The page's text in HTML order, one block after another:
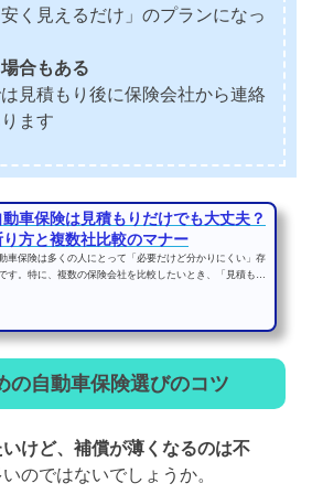
く見えるだけ」のプランになっ
合もある
見積もり後に保険会社から連絡
ます
動車保険は見積もりだけでも大丈夫？
り方と複数社比較のマナー
車保険は多くの人にとって「必要だけど分かりにくい」存
す。特に、複数の保険会社を比較したいとき、「見積もり
の自動車保険選びのコツ
けど、補償が薄くなるのは不
のではないでしょうか。